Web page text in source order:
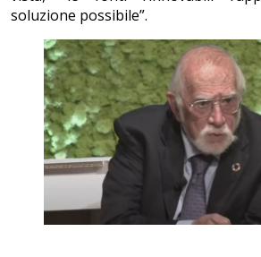
soluzione possibile”.